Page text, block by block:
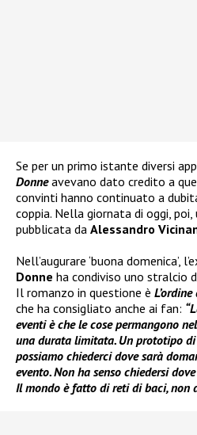
Se per un primo istante diversi
Donneavevano dato credito a
convinti hanno continuato a
coppia. Nella giornata di oggi,
pubblicata da Alessandro
Nell’augurare ‘buona domenica’,
Donne ha condiviso uno stralcio
Il romanzo in questione è
che ha consigliato anche ai fan:
eventi è che le cose permangono
una durata limitata. Un prototipo di
possiamo chiederci dove sarà
evento. Non ha senso chiedersi
Il mondo è fatto di reti di baci, non